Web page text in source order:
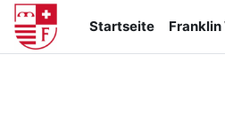
Zum Hauptinhalt
Startseite